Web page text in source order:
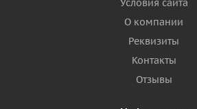
Условия сайта
О компании
Реквизиты
Контакты
Отзывы